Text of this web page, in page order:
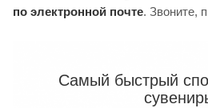
по электронной почте. Звоните,
Самый быстрый